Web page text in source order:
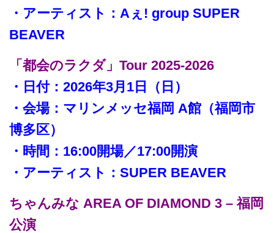
・アーティスト：Aぇ! group SUPER
BEAVER
「都会のラクダ」Tour 2025-2026
・日付：2026年3月1日（日）
・会場：マリンメッセ福岡 A館（福岡市
博多区）
・時間：16:00開場／17:00開演
・アーティスト：SUPER BEAVER
ちゃんみな AREA OF DIAMOND 3 – 福岡
公演